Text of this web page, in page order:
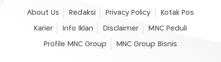
About Us Redaksi Privacy Policy Kotak Pos
Karier Info Iklan Disclaimer MNC Peduli
Profile MNC Group MNC Group Bisnis